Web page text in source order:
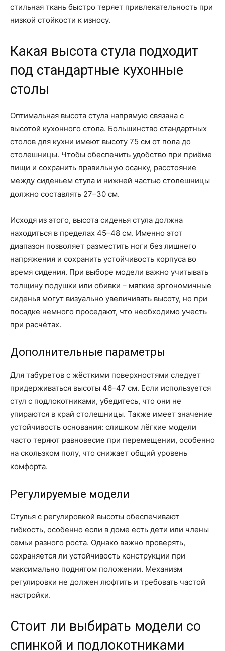
стильная ткань быстро теряет привлекательность при
низкой стойкости к износу.
Какая высота стула подходит
под стандартные кухонные
столы
Оптимальная высота стула напрямую связана с
высотой кухонного стола. Большинство стандартных
столов для кухни имеют высоту 75 см от пола до
столешницы. Чтобы обеспечить удобство при приёме
пищи и сохранить правильную осанку, расстояние
между сиденьем стула и нижней частью столешницы
должно составлять 27–30 см.
Исходя из этого, высота сиденья стула должна
находиться в пределах 45–48 см. Именно этот
диапазон позволяет разместить ноги без лишнего
напряжения и сохранить устойчивость корпуса во
время сидения. При выборе модели важно учитывать
толщину подушки или обивки – мягкие эргономичные
сиденья могут визуально увеличивать высоту, но при
посадке немного проседают, что необходимо учесть
при расчётах.
Дополнительные параметры
Для табуретов с жёсткими поверхностями следует
придерживаться высоты 46–47 см. Если используется
стул с подлокотниками, убедитесь, что они не
упираются в край столешницы. Также имеет значение
устойчивость основания: слишком лёгкие модели
часто теряют равновесие при перемещении, особенно
на скользком полу, что снижает общий уровень
комфорта.
Регулируемые модели
Стулья с регулировкой высоты обеспечивают
гибкость, особенно если в доме есть дети или члены
семьи разного роста. Однако важно проверять,
сохраняется ли устойчивость конструкции при
максимально поднятом положении. Механизм
регулировки не должен люфтить и требовать частой
настройки.
Стоит ли выбирать модели со
спинкой и подлокотниками